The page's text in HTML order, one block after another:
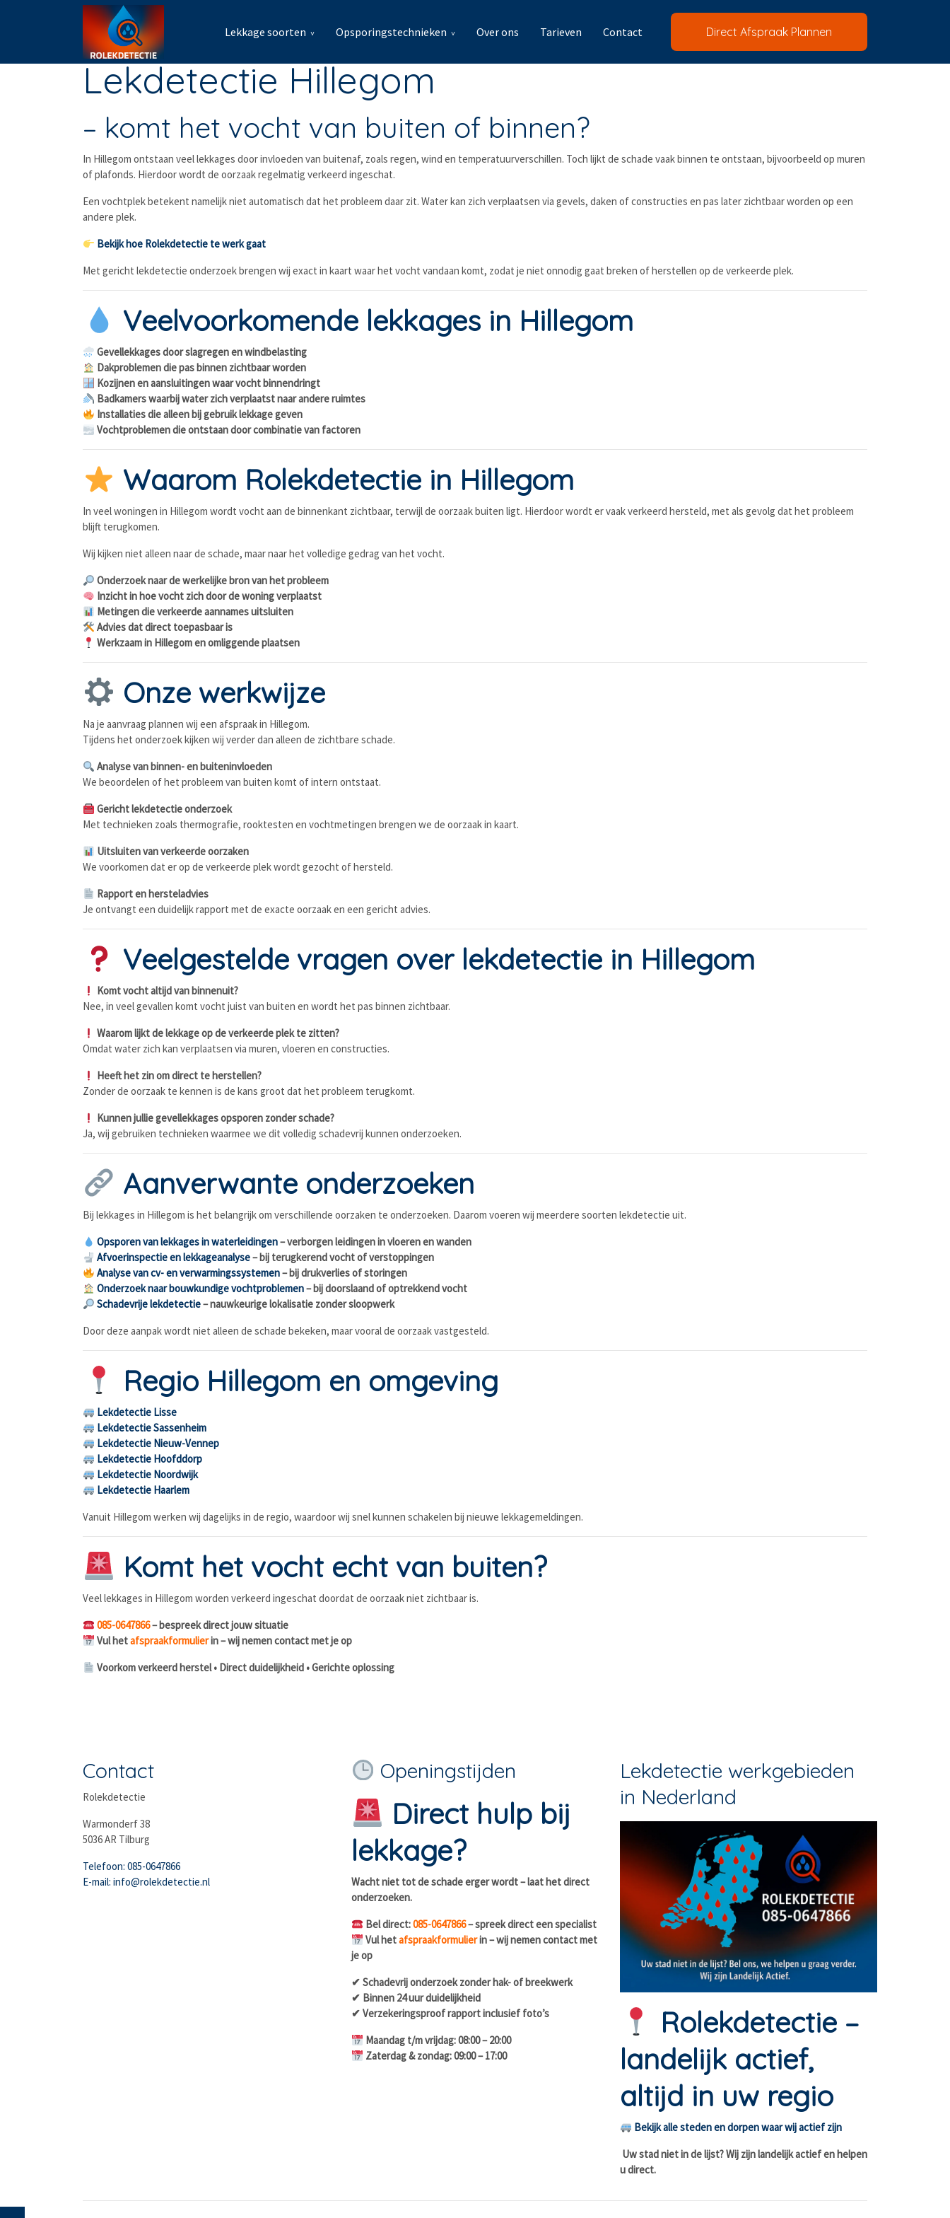
Lekkage soorten Opsporingstechnieken Over ons Tarieven Contact Direct Afspraak Plannen
Lekdetectie Hillegom
– komt het vocht van buiten of binnen?
In Hillegom ontstaan veel lekkages door invloeden van buitenaf, zoals regen, wind en temperatuurverschillen. Toch lijkt de schade vaak binnen te ontstaan, bijvoorbeeld op muren
of plafonds. Hierdoor wordt de oorzaak regelmatig verkeerd ingeschat.
Een vochtplek betekent namelijk niet automatisch dat het probleem daar zit. Water kan zich verplaatsen via gevels, daken of constructies en pas later zichtbaar worden op een
andere plek.
Bekijk hoe Rolekdetectie te werk gaat
Met gericht lekdetectie onderzoek brengen wij exact in kaart waar het vocht vandaan komt, zodat je niet onnodig gaat breken of herstellen op de verkeerde plek.
Veelvoorkomende lekkages in Hillegom
Gevellekkages door slagregen en windbelasting
Dakproblemen die pas binnen zichtbaar worden
Kozijnen en aansluitingen waar vocht binnendringt
Badkamers waarbij water zich verplaatst naar andere ruimtes
Installaties die alleen bij gebruik lekkage geven
Vochtproblemen die ontstaan door combinatie van factoren
Waarom Rolekdetectie in Hillegom
In veel woningen in Hillegom wordt vocht aan de binnenkant zichtbaar, terwijl de oorzaak buiten ligt. Hierdoor wordt er vaak verkeerd hersteld, met als gevolg dat het probleem
blijft terugkomen.
Wij kijken niet alleen naar de schade, maar naar het volledige gedrag van het vocht.
Onderzoek naar de werkelijke bron van het probleem
Inzicht in hoe vocht zich door de woning verplaatst
Metingen die verkeerde aannames uitsluiten
Advies dat direct toepasbaar is
Werkzaam in Hillegom en omliggende plaatsen
Onze werkwijze
Na je aanvraag plannen wij een afspraak in Hillegom.
Tijdens het onderzoek kijken wij verder dan alleen de zichtbare schade.
Analyse van binnen- en buiteninvloeden
We beoordelen of het probleem van buiten komt of intern ontstaat.
Gericht lekdetectie onderzoek
Met technieken zoals thermografie, rooktesten en vochtmetingen brengen we de oorzaak in kaart.
Uitsluiten van verkeerde oorzaken
We voorkomen dat er op de verkeerde plek wordt gezocht of hersteld.
Rapport en hersteladvies
Je ontvangt een duidelijk rapport met de exacte oorzaak en een gericht advies.
Veelgestelde vragen over lekdetectie in Hillegom
Komt vocht altijd van binnenuit?
Nee, in veel gevallen komt vocht juist van buiten en wordt het pas binnen zichtbaar.
Waarom lijkt de lekkage op de verkeerde plek te zitten?
Omdat water zich kan verplaatsen via muren, vloeren en constructies.
Heeft het zin om direct te herstellen?
Zonder de oorzaak te kennen is de kans groot dat het probleem terugkomt.
Kunnen jullie gevellekkages opsporen zonder schade?
Ja, wij gebruiken technieken waarmee we dit volledig schadevrij kunnen onderzoeken.
Aanverwante onderzoeken
Bij lekkages in Hillegom is het belangrijk om verschillende oorzaken te onderzoeken. Daarom voeren wij meerdere soorten lekdetectie uit.
Opsporen van lekkages in waterleidingen– verborgen leidingen in vloeren en wanden
Afvoerinspectie en lekkageanalyse– bij terugkerend vocht of verstoppingen
Analyse van cv- en verwarmingssystemen– bij drukverlies of storingen
Onderzoek naar bouwkundige vochtproblemen– bij doorslaand of optrekkend vocht
Schadevrije lekdetectie– nauwkeurige lokalisatie zonder sloopwerk
Door deze aanpak wordt niet alleen de schade bekeken, maar vooral de oorzaak vastgesteld.
Regio Hillegom en omgeving
Lekdetectie Lisse
Lekdetectie Sassenheim
Lekdetectie Nieuw-Vennep
Lekdetectie Hoofddorp
Lekdetectie Noordwijk
Lekdetectie Haarlem
Vanuit Hillegom werken wij dagelijks in de regio, waardoor wij snel kunnen schakelen bij nieuwe lekkagemeldingen.
Komt het vocht echt van buiten?
Veel lekkages in Hillegom worden verkeerd ingeschat doordat de oorzaak niet zichtbaar is.
085-0647866– bespreek direct jouw situatie
Vul hetafspraakformulierin – wij nemen contact met je op
Voorkom verkeerd herstel • Direct duidelijkheid • Gerichte oplossing
Contact
Rolekdetectie
Warmonderf 38
5036 AR Tilburg
Telefoon: 085-0647866
E-mail: info@rolekdetectie.nl
Openingstijden
Direct hulp bij
lekkage?
Wacht niet tot de schade erger wordt – laat het direct
onderzoeken.
Bel direct:085-0647866– spreek direct een specialist
Vul hetafspraakformulierin – wij nemen contact met
je op
✔ Schadevrij onderzoek zonder hak- of breekwerk
✔ Binnen 24 uur duidelijkheid
✔ Verzekeringsproof rapport inclusief foto’s
Maandag t/m vrijdag: 08:00 – 20:00
Zaterdag & zondag: 09:00 – 17:00
Lekdetectie werkgebieden
in Nederland
Rolekdetectie –
landelijk actief,
altijd in uw regio
Bekijk alle steden en dorpen waar wij actief zijn
Uw stad niet in de lijst? Wij zijn landelijk actief en helpen
u direct.